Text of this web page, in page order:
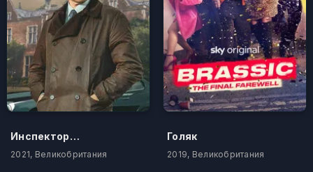
Инспектор Адам Дэлглиш
2021, Великобритания
Голяк
2019, Великобритания